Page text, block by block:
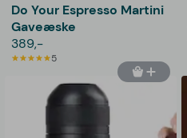
Do Your Espresso Martini
Gaveæske
389,-
5